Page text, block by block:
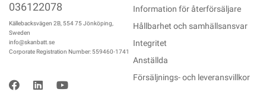
036122078
Källebacksvägen 2B, 554 75 Jönköping,
Sweden
info@skanbatt.se
Corporate Registration Number: 559460-1741
Information för återförsäljare
Hållbarhet och samhällsansvar
Integritet
Anställda
Försäljnings- och leveransvillkor